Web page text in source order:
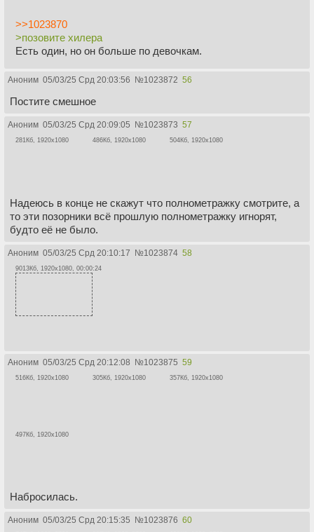
>>1023870
>позовите хилера
Есть один, но он больше по девочкам.
Аноним 05/03/25 Срд 20:03:56 №1023872 56
Постите смешное
Аноним 05/03/25 Срд 20:09:05 №1023873 57
281Кб, 1920x1080 486Кб, 1920x1080 504Кб, 1920x1080
Надеюсь в конце не скажут что полнометражку смотрите, а
то эти позорники всё прошлую полнометражку игнорят,
будто её не было.
Аноним 05/03/25 Срд 20:10:17 №1023874 58
9013Кб, 1920x1080, 00:00:24
Аноним 05/03/25 Срд 20:12:08 №1023875 59
516Кб, 1920x1080 305Кб, 1920x1080 357Кб, 1920x1080
497Кб, 1920x1080
Набросилась.
Аноним 05/03/25 Срд 20:15:35 №1023876 60